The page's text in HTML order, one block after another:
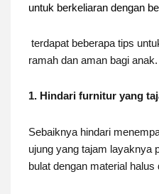
untuk berkeliaran dengan
terdapat beberapa tips
ramah dan aman bagi anak.
1. Hindari furnitur yang
Sebaiknya hindari
ujung yang tajam layaknya
bulat dengan material halus